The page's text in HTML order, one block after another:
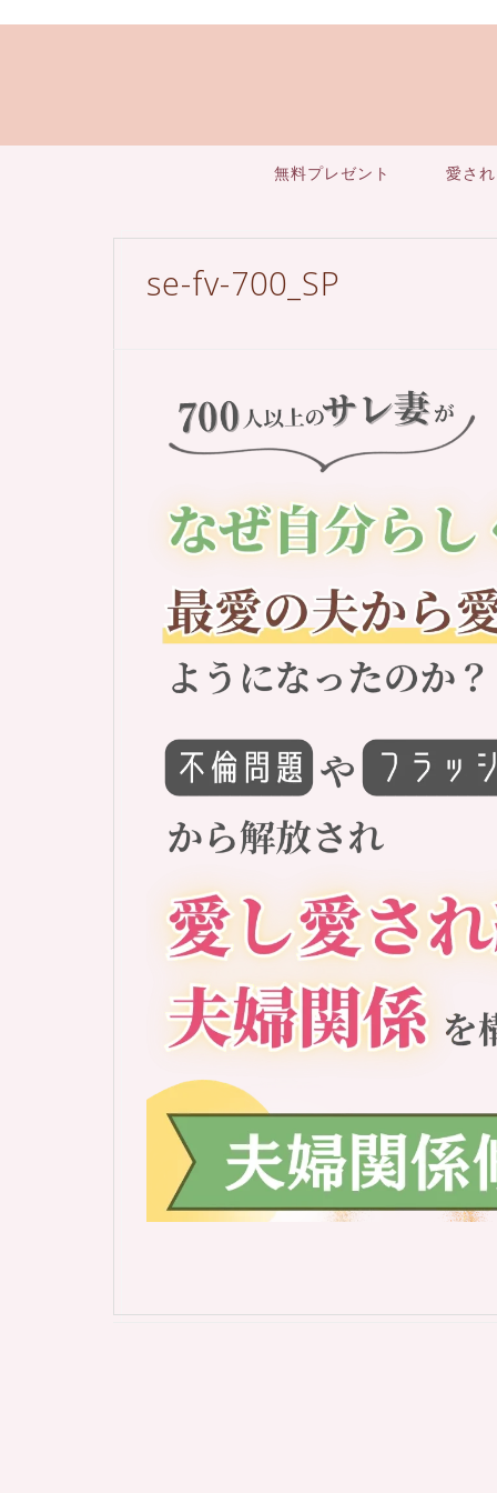
無料プレゼント 愛さ
se-fv-700_SP